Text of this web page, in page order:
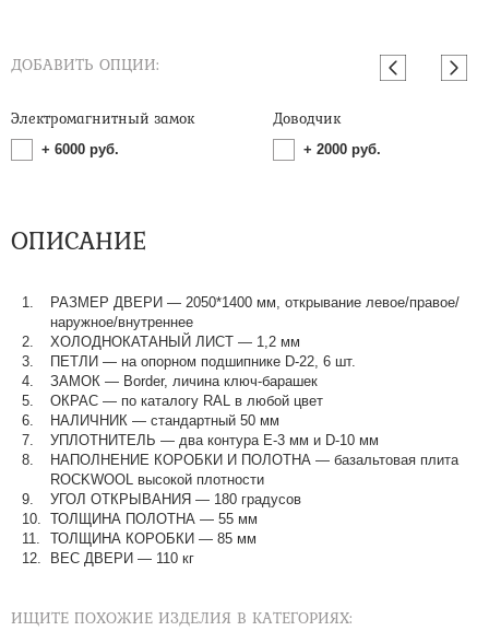
ДОБАВИТЬ ОПЦИИ:
Электромагнитный замок
+ 6000 руб.
Доводчик
+ 2000 руб.
ОПИСАНИЕ
РАЗМЕР ДВЕРИ — 2050*1400 мм, открывание левое/правое/
наружное/внутреннее
ХОЛОДНОКАТАНЫЙ ЛИСТ — 1,2 мм
ПЕТЛИ — на опорном подшипнике D-22, 6 шт.
ЗАМОК — Border, личина ключ-барашек
ОКРАС — по каталогу RAL в любой цвет​​​​​​​
НАЛИЧНИК — стандартный 50 мм
УПЛОТНИТЕЛЬ — два контура Е-3 мм и D-10 мм
НАПОЛНЕНИЕ КОРОБКИ И ПОЛОТНА — базальтовая плита
ROCKWOOL высокой плотности
УГОЛ ОТКРЫВАНИЯ — 180 градусов
ТОЛЩИНА ПОЛОТНА — 55 мм
ТОЛЩИНА КОРОБКИ — 85 мм
ВЕС ДВЕРИ — 110 кг
ИЩИТЕ ПОХОЖИЕ ИЗДЕЛИЯ В КАТЕГОРИЯХ: